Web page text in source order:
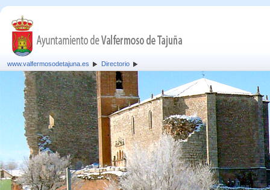
www.valfermosodetajuna.es Directorio